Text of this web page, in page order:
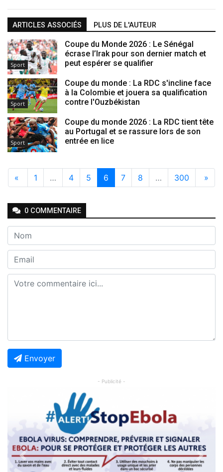
ARTICLES ASSOCIÉS PLUS DE L'AUTEUR
Sport
Coupe du Monde 2026 : Le Sénégal
écrase l’Irak pour son dernier match et
peut espérer se qualifier
Sport
Coupe du monde : La RDC s'incline face
à la Colombie et jouera sa qualification
contre l'Ouzbékistan
Sport
Coupe du monde 2026 : La RDC tient tête
au Portugal et se rassure lors de son
entrée en lice
« 1 … 4 5 6 7 8 … 300 »
0 COMMENTAIRE
Envoyer
- Publicité -
Previous Next